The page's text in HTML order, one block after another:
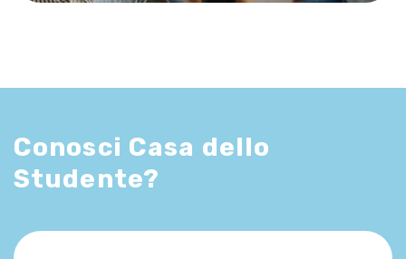
Conosci Casa dello
Studente?